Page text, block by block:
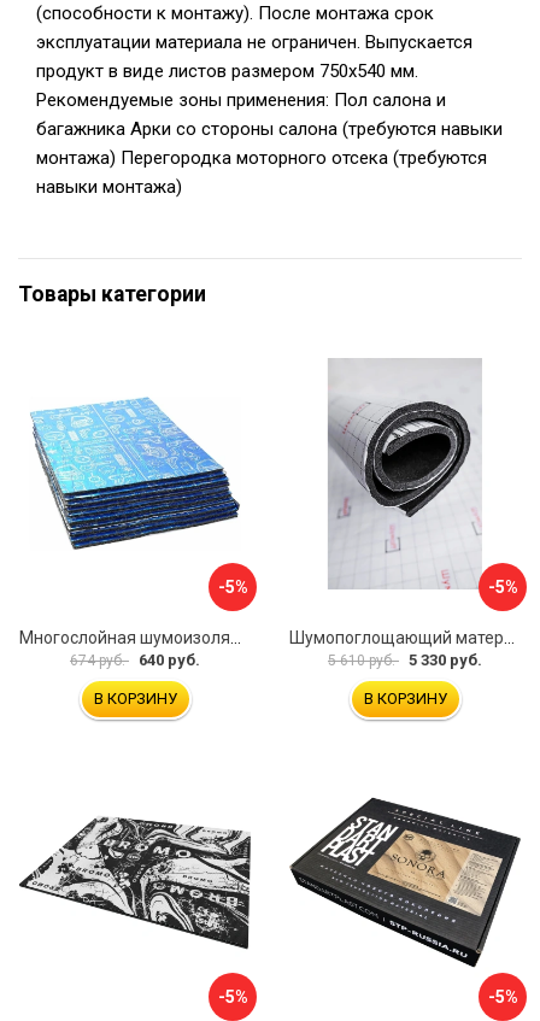
(способности к монтажу). После монтажа срок
эксплуатации материала не ограничен. Выпускается
продукт в виде листов размером 750х540 мм.
Рекомендуемые зоны применения: Пол салона и
багажника Арки со стороны салона (требуются навыки
монтажа) Перегородка моторного отсека (требуются
навыки монтажа)
Товары категории
-5%
674 руб. 640 руб.
В КОРЗИНУ
-5%
5 610 руб. 5 330 руб.
В КОРЗИНУ
-5% -5%